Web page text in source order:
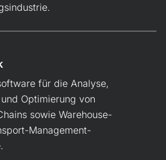
für die Analyse,
Opti­mierung von
sowie Ware­house-
Management-